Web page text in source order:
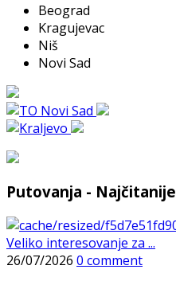
Beograd
Kragujevac
Niš
Novi Sad
Putovanja - Najčitanije
Veliko interesovanje za ...
26/07/2026 0 comment